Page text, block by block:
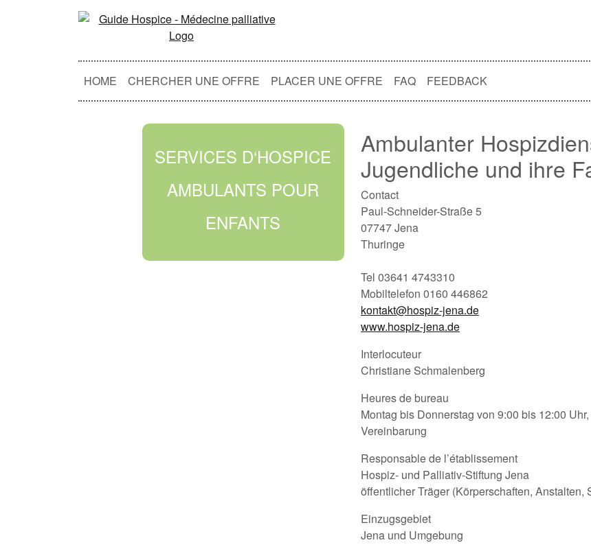
HOME CHERCHER UNE OFFRE PLACER UNE OFFRE FAQ FEEDBACK
SERVICES D‘HOSPICE
AMBULANTS POUR
ENFANTS
Ambulanter
Jugendliche und ihre
Contact
Paul-Schneider-Straße 5
07747 Jena
Thuringe
Tel 03641 4743310
Mobiltelefon 0160 446862
kontakt@hospiz-jena.de
www.hospiz-jena.de
Interlocuteur
Christiane Schmalenberg
Heures de bureau
Montag bis Donnerstag von 9:00 bis 12:00
Vereinbarung
Responsable de l’établissement
Hospiz- und Palliativ-Stiftung Jena
öffentlicher Träger (Körperschaften,
Einzugsgebiet
Jena und Umgebung